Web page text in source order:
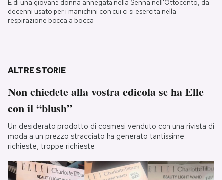
È di una giovane donna annegata nella Senna nell'Ottocento, da
decenni usato per i manichini con cui ci si esercita nella
respirazione bocca a bocca
ALTRE STORIE
Non chiedete alla vostra edicola se ha Elle
con il “blush”
Un desiderato prodotto di cosmesi venduto con una rivista di
moda a un prezzo stracciato ha generato tantissime
richieste, troppe richieste